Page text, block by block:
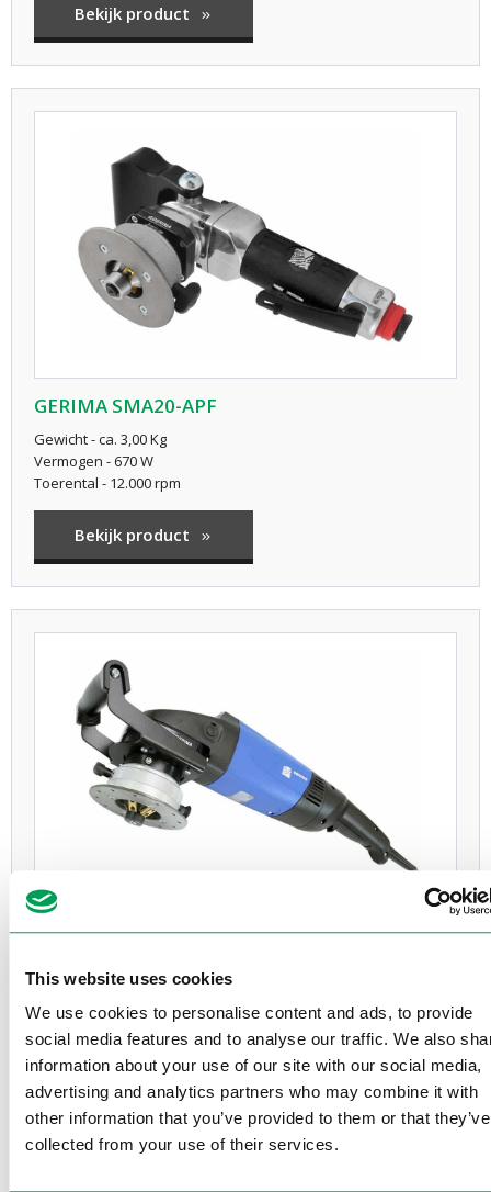
This website uses cookies
We use cookies to personalise content and ads, to provide
social media features and to analyse our traffic. We also
information about your use of our site with our social media,
advertising and analytics partners who may combine it with
other information that you’ve provided to them or that they’ve
collected from your use of their services.
Bekijk product
GERIMA SMA20-APF
Gewicht - ca. 3,00 Kg
Vermogen - 670 W
Toerental - 12.000 rpm
Bekijk product
GERIMA SMA50-BEV
Vermogen - 2,0 KW
Toerental - 6.000 rpm
Bekijk product